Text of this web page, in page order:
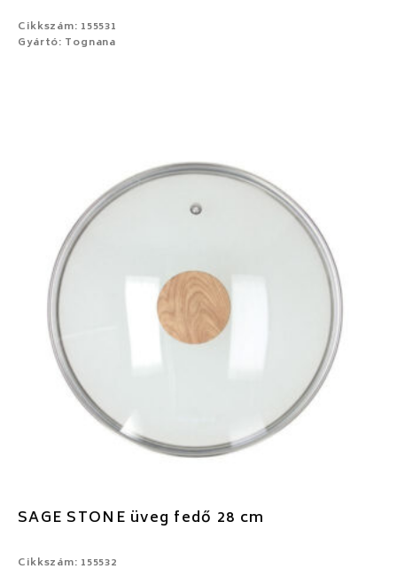
Cikkszám: 155531
Gyártó: Tognana
SAGE STONE üveg fedő 28 cm
Cikkszám: 155532